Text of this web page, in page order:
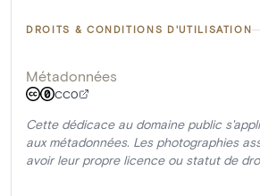
DROITS & CONDITIONS D'UTILISATION
Métadonnées
CC0
Cette dédicace au domaine public
aux métadonnées. Les photographies
avoir leur propre licence ou statut de